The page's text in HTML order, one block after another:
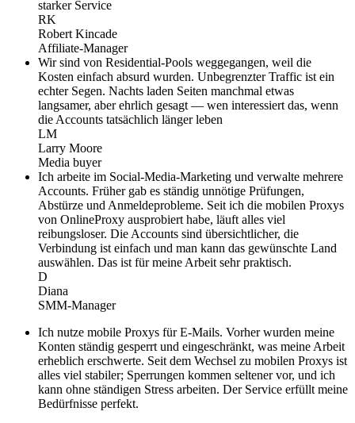
starker Service
RK
Robert Kincade
Affiliate-Manager
Wir sind von Residential-Pools weggegangen, weil die
Kosten einfach absurd wurden. Unbegrenzter Traffic ist ein
echter Segen. Nachts laden Seiten manchmal etwas
langsamer, aber ehrlich gesagt — wen interessiert das, wenn
die Accounts tatsächlich länger leben
LM
Larry Moore
Media buyer
Ich arbeite im Social-Media-Marketing und verwalte mehrere
Accounts. Früher gab es ständig unnötige Prüfungen,
Abstürze und Anmeldeprobleme. Seit ich die mobilen Proxys
von OnlineProxy ausprobiert habe, läuft alles viel
reibungsloser. Die Accounts sind übersichtlicher, die
Verbindung ist einfach und man kann das gewünschte Land
auswählen. Das ist für meine Arbeit sehr praktisch.
D
Diana
SMM-Manager
Ich nutze mobile Proxys für E-Mails. Vorher wurden meine
Konten ständig gesperrt und eingeschränkt, was meine Arbeit
erheblich erschwerte. Seit dem Wechsel zu mobilen Proxys ist
alles viel stabiler; Sperrungen kommen seltener vor, und ich
kann ohne ständigen Stress arbeiten. Der Service erfüllt meine
Bedürfnisse perfekt.